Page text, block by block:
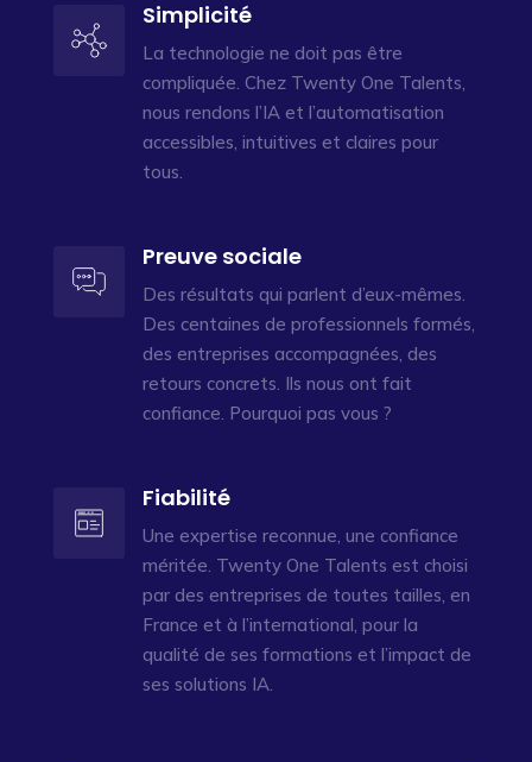
Simplicité
La technologie ne doit pas être
compliquée. Chez Twenty One Talents,
nous rendons l’IA et l’automatisation
accessibles, intuitives et claires pour
tous.
Preuve sociale
Des résultats qui parlent d’eux-mêmes.
Des centaines de professionnels formés,
des entreprises accompagnées, des
retours concrets. Ils nous ont fait
confiance. Pourquoi pas vous ?
Fiabilité
Une expertise reconnue, une confiance
méritée. Twenty One Talents est choisi
par des entreprises de toutes tailles, en
France et à l’international, pour la
qualité de ses formations et l’impact de
ses solutions IA.